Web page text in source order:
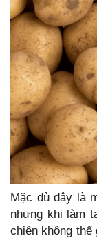
Mặc dù đây là
nhưng khi làm
chiên không thể